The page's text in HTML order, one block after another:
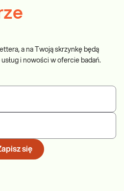
a na Twoją skrzynkę będą
i nowości w ofercie badań.
się